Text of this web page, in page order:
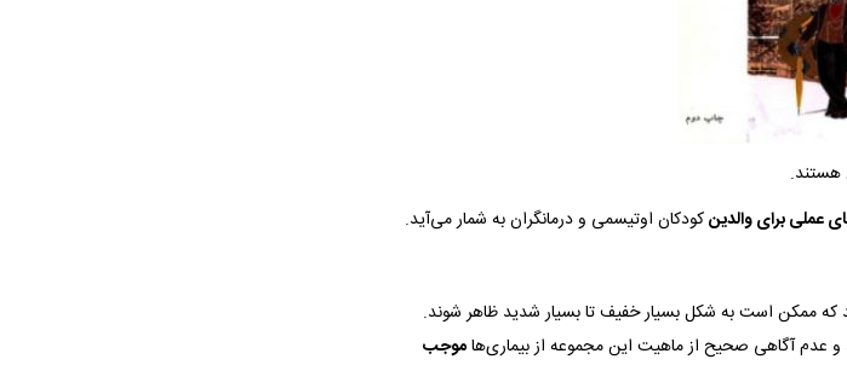
هستند.
عملی برای والدینکودکان اوتیسمی و درمانگران به شمار می‌آید.
که ممکن است به شکل بسیار خفیف تا بسیار شدید ظاهر شوند.
و عدم آگاهی صحیح از ماهیت این مجموعه از بیماری‌هاموجب